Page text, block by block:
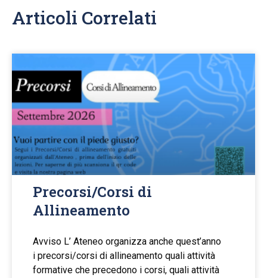
Articoli Correlati
Precorsi/Corsi di
Allineamento
Avviso L’ Ateneo organizza anche quest’anno
i precorsi/corsi di allineamento quali attività
formative che precedono i corsi, quali attività